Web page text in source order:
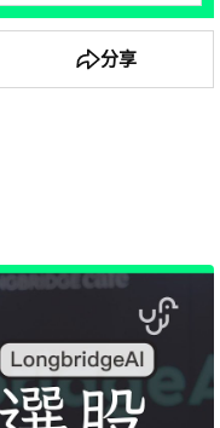
分享